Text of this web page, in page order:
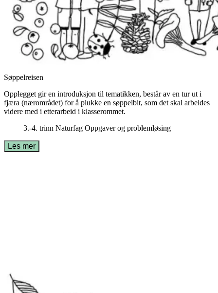
Søppelreisen
Opplegget gir en introduksjon til tematikken, består av en tur ut i
fjæra (nærområdet) for å plukke en søppelbit, som det skal arbeides
videre med i etterarbeid i klasserommet.
3.-4. trinn Naturfag Oppgaver og problemløsing
Les mer